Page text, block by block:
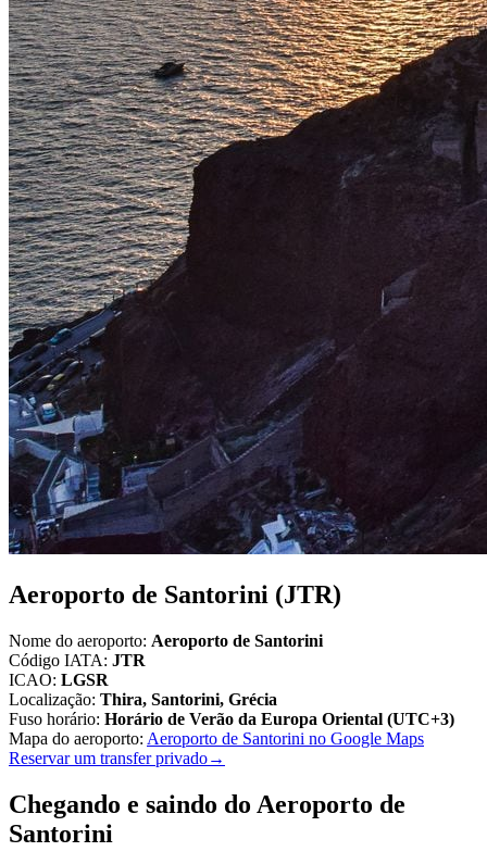
Aeroporto de Santorini (JTR)
Nome do aeroporto: Aeroporto de Santorini
Código IATA: JTR
ICAO: LGSR
Localização: Thira, Santorini, Grécia
Fuso horário: Horário de Verão da Europa Oriental (UTC+3)
Mapa do aeroporto: Aeroporto de Santorini no Google Maps
Reservar um transfer privado→
Chegando e saindo do Aeroporto de
Santorini